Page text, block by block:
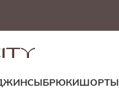
БРЮКИШОРТЫ